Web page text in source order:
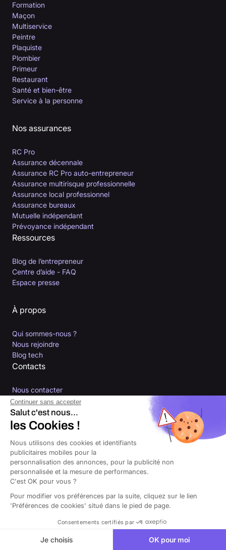
Formation
Maçon
Multiservice
Peintre
Plaquiste
Plombier
Primeur
Restaurant
Santé et bien-être
Service à la personne
Nos assurances
RC Pro
Assurance décennale
Assurance RC Pro auto-entrepreneur
Assurance multirisque professionnelle
Assurance local professionnel
Assurance bureaux
Mutuelle indépendant
Prévoyance indépendant
Ressources
Blog de l’entrepreneur
Centre d’aide - FAQ
Espace presse
À propos
Qui sommes-nous ?
Nous rejoindre
Blog tech
Contacts
Nous contacter
Devenir partenaire
Devenir courtier partenaire
Pays
🇫🇷France
© 2026 Orus tous droits réservés. Courtier d’assurances immatriculé à
Continuer sans accepter
Salut c'est nous...
les Cookies !
Nous utilisons des cookies et identifiants
publicitaires mobiles pour la
personnalisation des annonces, pour la publicité non
personnalisée et la mesure de performances.
C'est OK pour vous ?
Pour modifier vos préférences par la suite, cliquez sur le lien
'Préférences de cookies' situé dans le pied de page.
Consentements certifiés par
Je choisis OK pour moi